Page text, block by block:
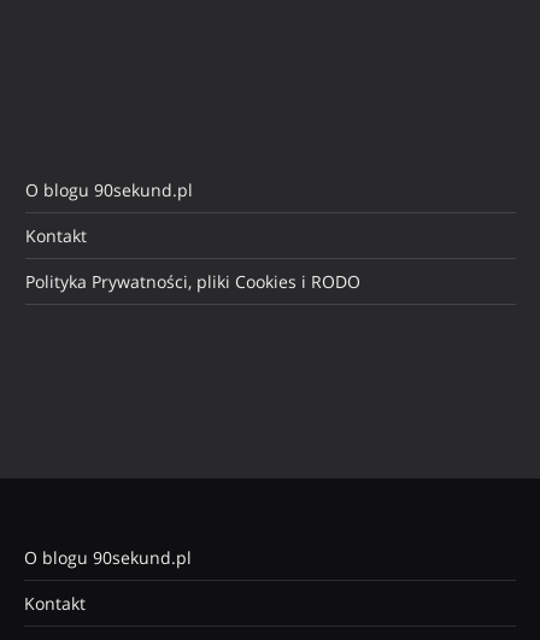
O blogu 90sekund.pl
Kontakt
Polityka Prywatności, pliki Cookies i RODO
O blogu 90sekund.pl
Kontakt